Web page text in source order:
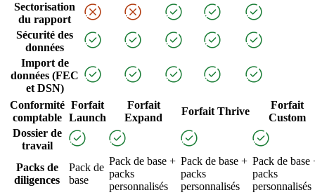
Sectorisation
du rapport
Sécurité des
données
Import de
données (FEC
et DSN)
Conformité
comptable
Forfait
Launch
Forfait
Expand
Forfait Thrive
Forfait
Custom
Dossier de
travail
Packs de
diligences
Pack de
base
Pack de base +
packs
personnalisés
Pack de base +
packs
personnalisés
Pack de base
packs
personnalisés